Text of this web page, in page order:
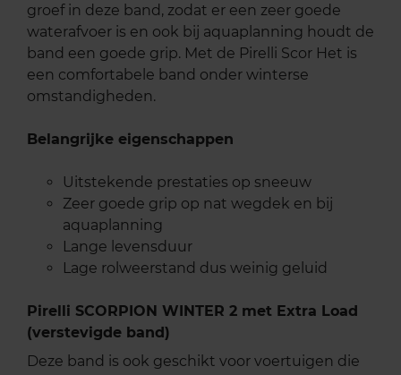
groef in deze band, zodat er een zeer goede
waterafvoer is en ook bij aquaplanning houdt de
band een goede grip. Met de Pirelli Scor Het is
een comfortabele band onder winterse
omstandigheden.
Belangrijke eigenschappen
Uitstekende prestaties op sneeuw
Zeer goede grip op nat wegdek en bij
aquaplanning
Lange levensduur
Lage rolweerstand dus weinig geluid
Pirelli SCORPION WINTER 2 met Extra Load
(verstevigde band)
Deze band is ook geschikt voor voertuigen die